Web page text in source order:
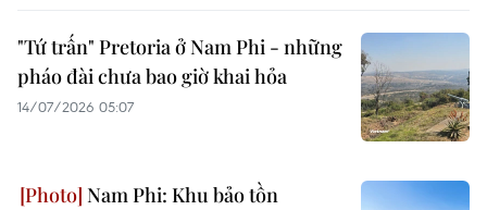
"Tứ trấn" Pretoria ở Nam Phi - những
pháo đài chưa bao giờ khai hỏa
14/07/2026 05:07
Nam Phi: Khu bảo tồn